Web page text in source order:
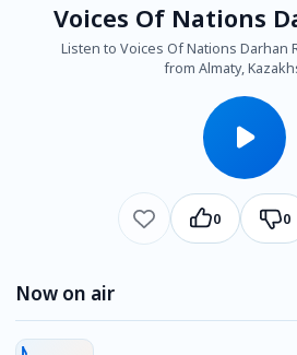
Voices Of Nations
Listen to Voices Of Nations Darhan
from Almaty,
0 0
Now on air